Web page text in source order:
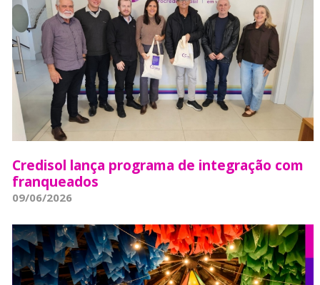
Credisol lança programa de integração com
franqueados
09/06/2026